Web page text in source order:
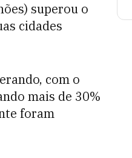
superou o
cidades
com o
mais de 30%
foram